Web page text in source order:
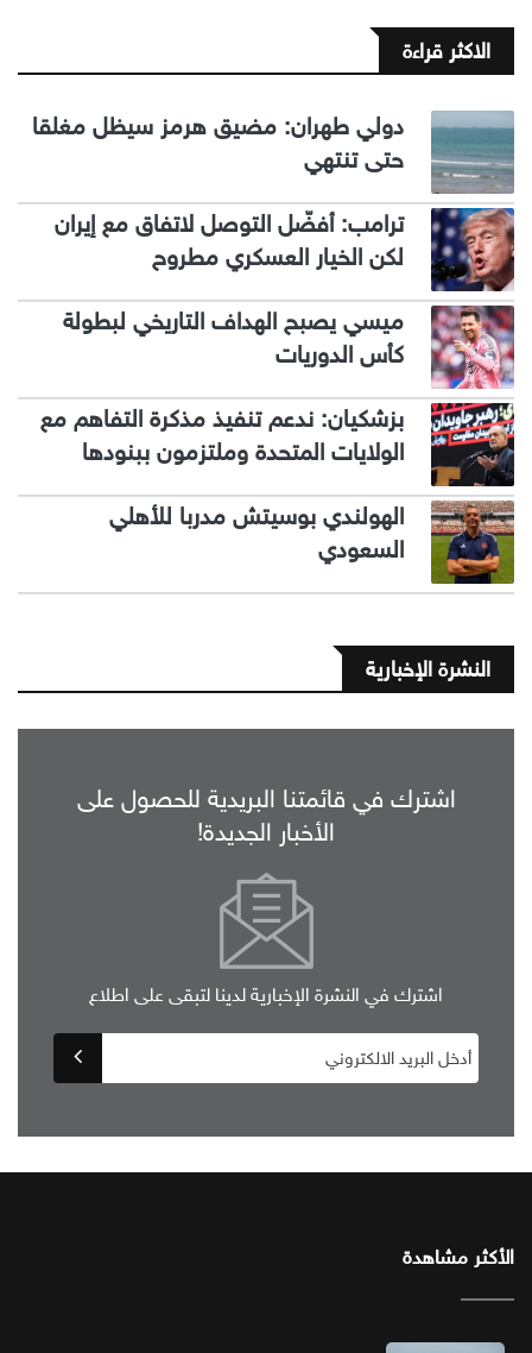
الاكثر قراءة
دولي طهران: مضيق هرمز سيظل مغلقا
حتى تنتهي
ترامب: أفضّل التوصل لاتفاق مع إيران
لكن الخيار العسكري مطروح
ميسي يصبح الهداف التاريخي لبطولة
كأس الدوريات
بزشكيان: ندعم تنفيذ مذكرة التفاهم مع
الولايات المتحدة وملتزمون ببنودها
الهولندي بوسيتش مدربا للأهلي
السعودي
النشرة الإخبارية
اشترك في قائمتنا البريدية للحصول على
الأخبار الجديدة!
اشترك في النشرة الإخبارية لدينا لتبقى على اطلاع
الأكثر مشاهدة